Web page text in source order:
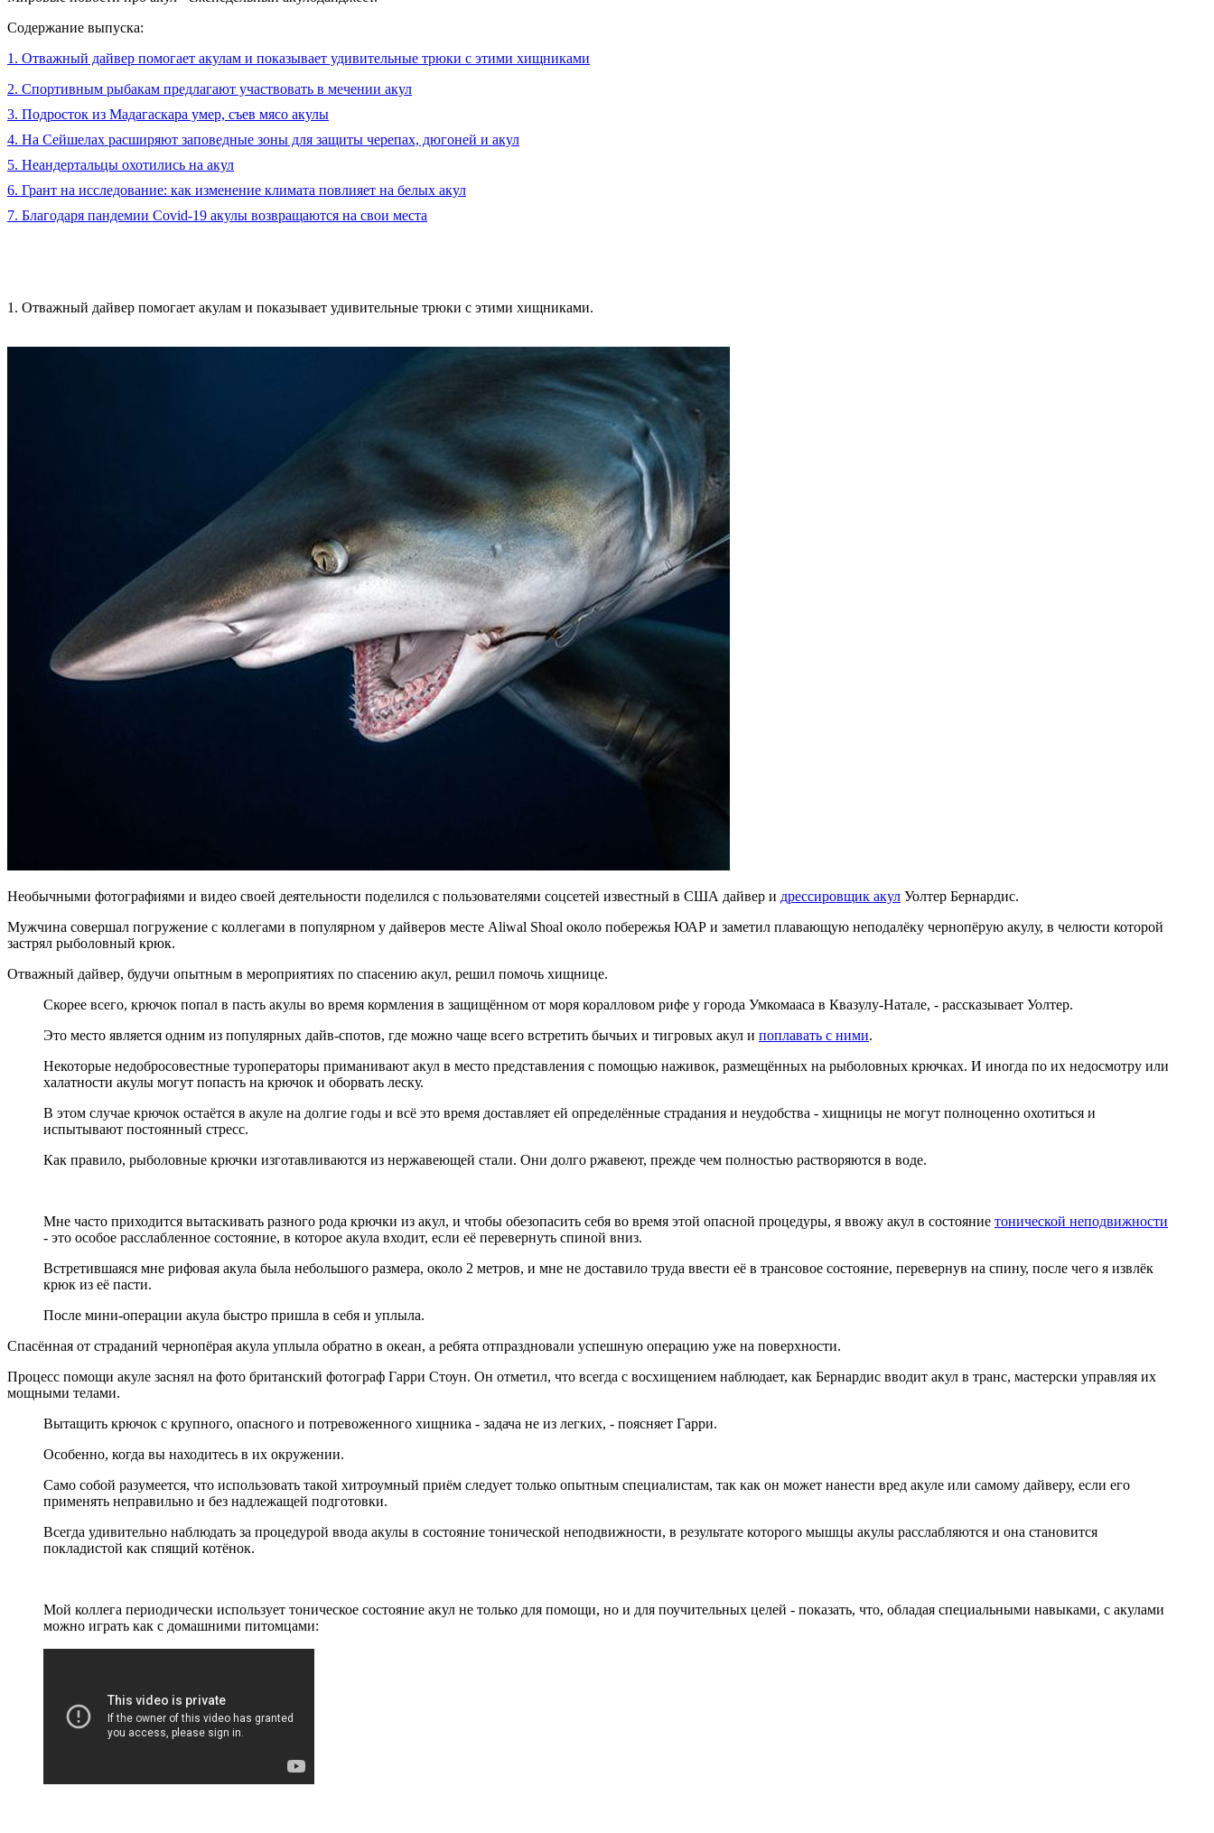
Содержание выпуска:
1. Отважный дайвер помогает акулам и показывает удивительные трюки с этими хищниками
2. Спортивным рыбакам предлагают участвовать в мечении акул
3. Подросток из Мадагаскара умер, съев мясо акулы
4. На Сейшелах расширяют заповедные зоны для защиты черепах, дюгоней и акул
5. Неандертальцы охотились на акул
6. Грант на исследование: как изменение климата повлияет на белых акул
7. Благодаря пандемии Covid-19 акулы возвращаются на свои места
1. Отважный дайвер помогает акулам и показывает удивительные трюки с этими хищниками.
Необычными фотографиями и видео своей деятельности поделился с пользователями соцсетей известный в США дайвер и дрессировщик акул Уолтер Бернардис.
Мужчина совершал погружение с коллегами в популярном у дайверов месте Aliwal Shoal около побережья ЮАР и заметил плавающую неподалёку чернопёрую акулу, в челюсти которой
застрял рыболовный крюк.
Отважный дайвер, будучи опытным в мероприятиях по спасению акул, решил помочь хищнице.
Скорее всего, крючок попал в пасть акулы во время кормления в защищённом от моря коралловом рифе у города Умкомааса в Квазулу-Натале, - рассказывает Уолтер.
Это место является одним из популярных дайв-спотов, где можно чаще всего встретить бычьих и тигровых акул и поплавать с ними.
Некоторые недобросовестные туроператоры приманивают акул в место представления с помощью наживок, размещённых на рыболовных крючках. И иногда по их недосмотру или
халатности акулы могут попасть на крючок и оборвать леску.
В этом случае крючок остаётся в акуле на долгие годы и всё это время доставляет ей определённые страдания и неудобства - хищницы не могут полноценно охотиться и
испытывают постоянный стресс.
Как правило, рыболовные крючки изготавливаются из нержавеющей стали. Они долго ржавеют, прежде чем полностью растворяются в воде.
Мне часто приходится вытаскивать разного рода крючки из акул, и чтобы обезопасить себя во время этой опасной процедуры, я ввожу акул в состояние тонической неподвижности
- это особое расслабленное состояние, в которое акула входит, если её перевернуть спиной вниз.
Встретившаяся мне рифовая акула была небольшого размера, около 2 метров, и мне не доставило труда ввести её в трансовое состояние, перевернув на спину, после чего я извлёк
крюк из её пасти.
После мини-операции акула быстро пришла в себя и уплыла.
Спасённая от страданий чернопёрая акула уплыла обратно в океан, а ребята отпраздновали успешную операцию уже на поверхности.
Процесс помощи акуле заснял на фото британский фотограф Гарри Стоун. Он отметил, что всегда с восхищением наблюдает, как Бернардис вводит акул в транс, мастерски управляя их
мощными телами.
Вытащить крючок с крупного, опасного и потревоженного хищника - задача не из легких, - поясняет Гарри.
Особенно, когда вы находитесь в их окружении.
Само собой разумеется, что использовать такой хитроумный приём следует только опытным специалистам, так как он может нанести вред акуле или самому дайверу, если его
применять неправильно и без надлежащей подготовки.
Всегда удивительно наблюдать за процедурой ввода акулы в состояние тонической неподвижности, в результате которого мышцы акулы расслабляются и она становится
покладистой как спящий котёнок.
Мой коллега периодически использует тоническое состояние акул не только для помощи, но и для поучительных целей - показать, что, обладая специальными навыками, с акулами
можно играть как с домашними питомцами: